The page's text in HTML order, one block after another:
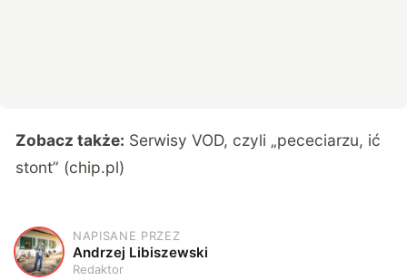
Zobacz także: Serwisy VOD, czyli „pececiarzu, ić
stont” (chip.pl)
A
NAPISANE PRZEZ
Andrzej Libiszewski
Redaktor